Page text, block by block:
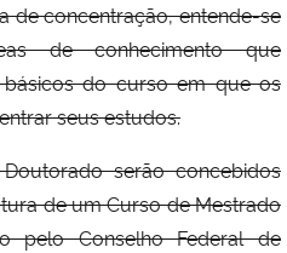
de concentração, entende-se
de conhecimento que
do curso em que os
seus estudos.
serão concebidos
de um Curso de Mestrado
pelo Conselho Federal de